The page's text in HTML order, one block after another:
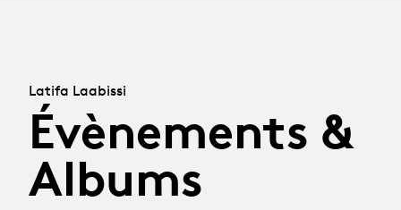
Latifa Laabissi
Évènements &
Albums